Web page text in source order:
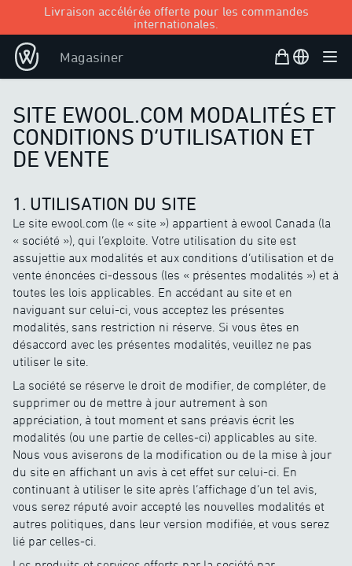
Livraison accélérée offerte pour les commandes
internationales.
Magasiner Panier d’achat
Open user
SITE EWOOL.COM MODALITÉS ET
CONDITIONS D’UTILISATION ET
DE VENTE
1. UTILISATION DU SITE
Le site ewool.com (le « site ») appartient à ewool Canada (la
« société »), qui l’exploite. Votre utilisation du site est
assujettie aux modalités et aux conditions d’utilisation et de
vente énoncées ci-dessous (les « présentes modalités ») et à
toutes les lois applicables. En accédant au site et en
naviguant sur celui-ci, vous acceptez les présentes
modalités, sans restriction ni réserve. Si vous êtes en
désaccord avec les présentes modalités, veuillez ne pas
utiliser le site.
La société se réserve le droit de modifier, de compléter, de
supprimer ou de mettre à jour autrement à son
appréciation, à tout moment et sans préavis écrit les
modalités (ou une partie de celles-ci) applicables au site.
Nous vous aviserons de la modification ou de la mise à jour
du site en affichant un avis à cet effet sur celui-ci. En
continuant à utiliser le site après l’affichage d’un tel avis,
vous serez réputé avoir accepté les nouvelles modalités et
autres politiques, dans leur version modifiée, et vous serez
lié par celles-ci.